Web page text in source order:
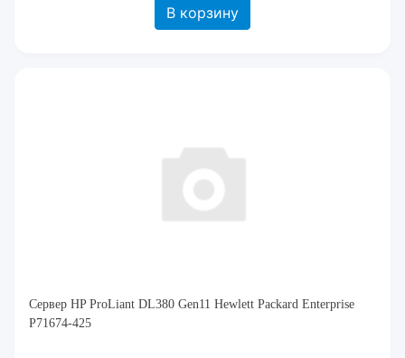
В корзину
Сервер HP ProLiant DL380 Gen11 Hewlett Packard Enterprise
P71674-425